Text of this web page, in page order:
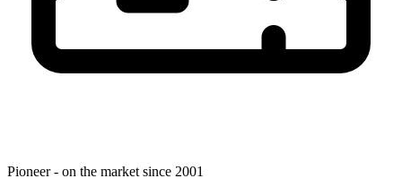
Pioneer - on the market since 2001